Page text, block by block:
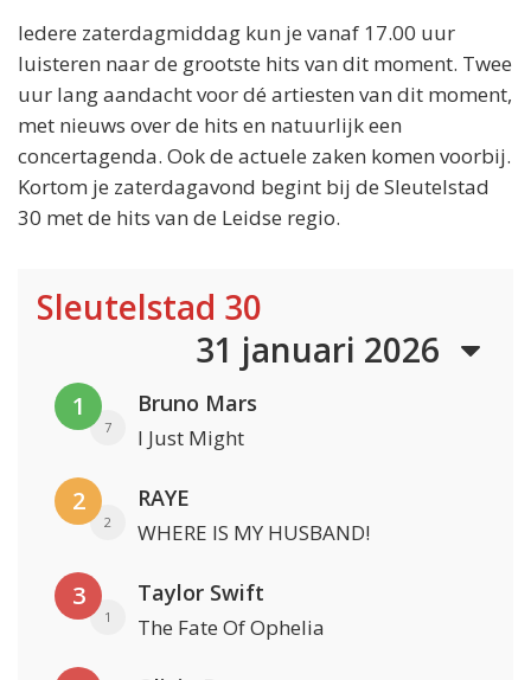
Iedere zaterdagmiddag kun je vanaf 17.00 uur
luisteren naar de grootste hits van dit moment. Twee
uur lang aandacht voor dé artiesten van dit moment,
met nieuws over de hits en natuurlijk een
concertagenda. Ook de actuele zaken komen voorbij.
Kortom je zaterdagavond begint bij de Sleutelstad
30 met de hits van de Leidse regio.
Sleutelstad 30
31 januari 2026
1
7
Bruno Mars
I Just Might
2
2
RAYE
WHERE IS MY HUSBAND!
3
1
Taylor Swift
The Fate Of Ophelia